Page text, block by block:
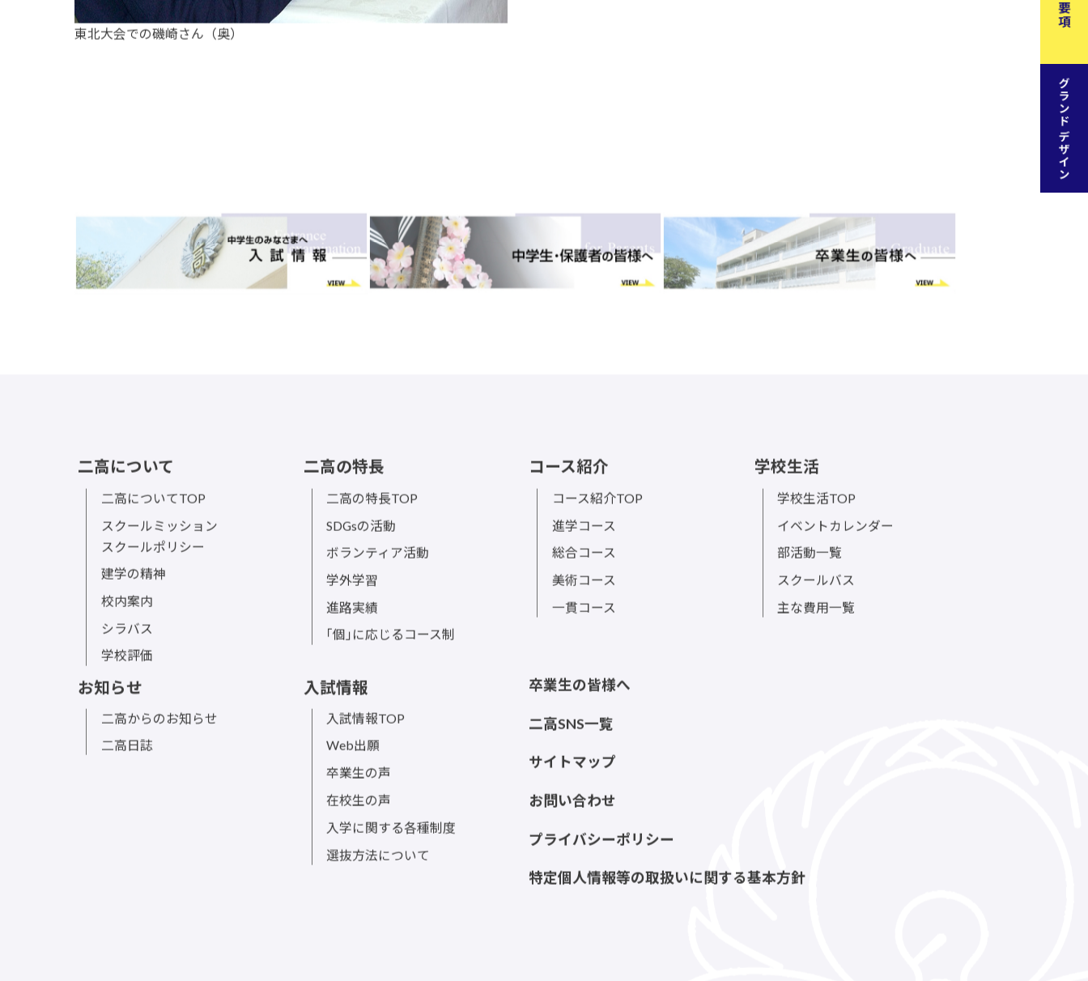
東北大会での磯崎さん（奥）
二高について
二高についてTOP
スクールミッション
スクールポリシー
建学の精神
校内案内
シラバス
学校評価
二高の特長
二高の特長TOP
SDGsの活動
ボランティア活動
学外学習
進路実績
｢個｣に応じるコース制
コース紹介
コース紹介TOP
進学コース
総合コース
美術コース
一貫コース
学校生活
学校生活TOP
イベントカレンダー
部活動一覧
スクールバス
主な費用一覧
お知らせ
二高からのお知らせ
二高日誌
入試情報
入試情報TOP
Web出願
卒業生の声
在校生の声
入学に関する各種制度
選抜方法について
卒業生の皆様へ
二高SNS一覧
サイトマップ
お問い合わせ
プライバシーポリシー
特定個人情報等の取扱いに関する基本方針